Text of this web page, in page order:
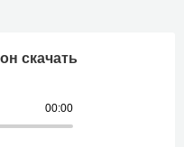
скачать
00:00